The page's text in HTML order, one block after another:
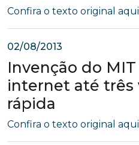
Confira o texto original aqui.
02/08/2013
Invenção do
internet até três
rápida
Confira o texto original